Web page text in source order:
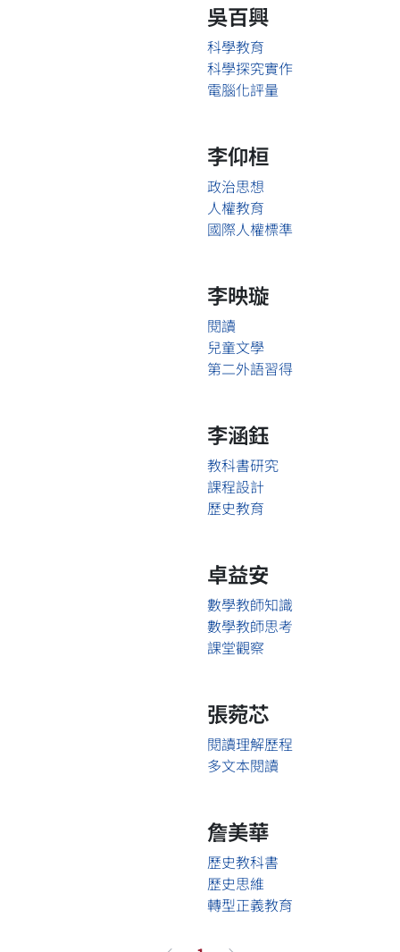
吳百興
科學教育
科學探究實作
電腦化評量
李仰桓
政治思想
人權教育
國際人權標準
李映璇
閱讀
兒童文學
第二外語習得
李涵鈺
教科書研究
課程設計
歷史教育
卓益安
數學教師知識
數學教師思考
課堂觀察
張菀芯
閱讀理解歷程
多文本閱讀
詹美華
歷史教科書
歷史思維
轉型正義教育